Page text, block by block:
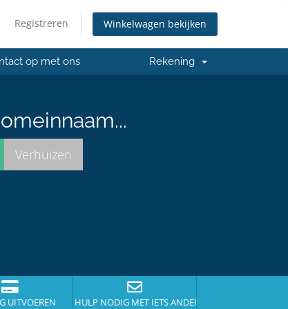
Registreren Winkelwagen bekijken
op met ons Rekening
UITVOEREN HULP NODIG MET IETS ANDERS?